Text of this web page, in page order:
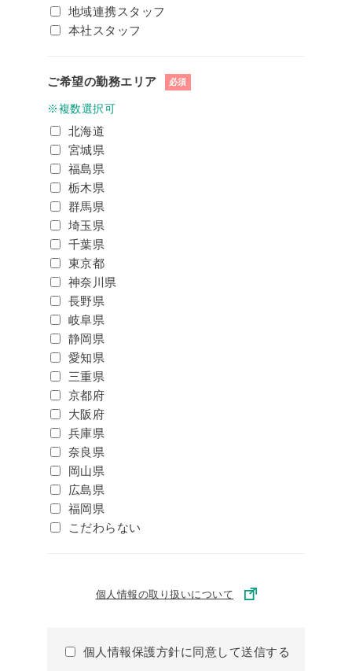
地域連携スタッフ
本社スタッフ
ご希望の勤務エリア 必須
※複数選択可
北海道
宮城県
福島県
栃木県
群馬県
埼玉県
千葉県
東京都
神奈川県
長野県
岐阜県
静岡県
愛知県
三重県
京都府
大阪府
兵庫県
奈良県
岡山県
広島県
福岡県
こだわらない
個人情報の取り扱いについて
個人情報保護方針に同意して送信する